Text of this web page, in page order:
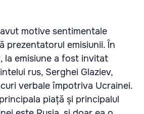
motive sentimentale
prezentatorul emisiunii. În
la emisiune a fost invitat
rus, Serghei Glaziev,
verbale împotriva Ucrainei.
piață și principalul